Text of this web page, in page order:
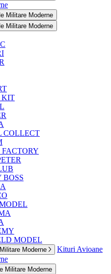
Militare Moderne
Militare Moderne
KIT
COLLECT
BOSS
MODEL
Moderne
Kituri Avioane
Militare Moderne